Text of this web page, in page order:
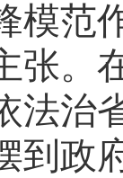
模范
张。
法治
到政